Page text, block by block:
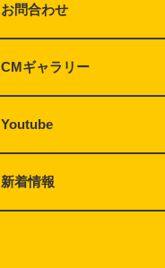
お問合わせ
CMギャラリー
Youtube
新着情報